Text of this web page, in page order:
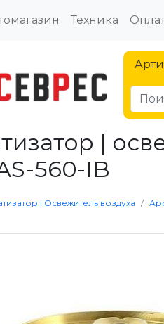
Техника
|
560-IB
| Освежитель воздуха